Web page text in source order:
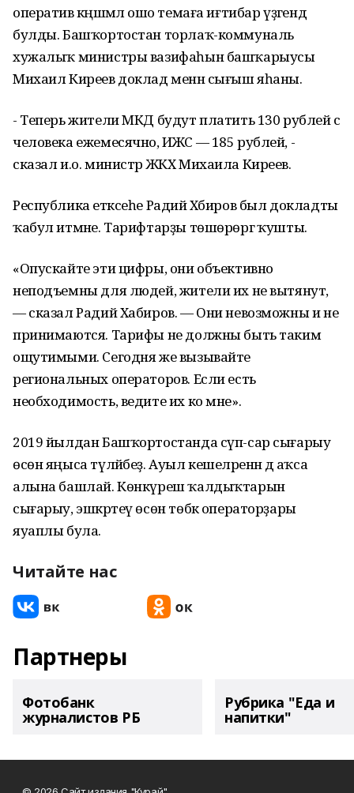
оператив кәңәшмәлә ошо темаға иғтибар үҙәгендә
булды. Башҡортостан торлаҡ-коммуналь
хужалыҡ министры вазифаһын башҡарыусы
Михаил Киреев доклад менән сығыш яһаны.
- Теперь жители МКД будут платить 130 рублей с
человека ежемесячно, ИЖС — 185 рублей, -
сказал и.о. министр ЖКХ Михаила Киреев.
Республика етәксеһе Радий Хәбиров был докладты
ҡабул итмәне. Тарифтарҙы төшөрөргә ҡушты.
«Опускайте эти цифры, они объективно
неподъемны для людей, жители их не вытянут,
— сказал Радий Хабиров. — Они невозможны и не
принимаются. Тарифы не должны быть таким
ощутимыми. Сегодня же вызывайте
региональных операторов. Если есть
необходимость, ведите их ко мне».
2019 йылдан Башҡортостанда сүп-сар сығарыу
өсөн яңыса түләйбеҙ. Ауыл кешеләренән дә аҡса
алына башлай. Көнкүреш ҡалдыҡтарын
сығарыу, эшкәртеү өсөн төбәк операторҙары
яуаплы була.
Читайте нас
Партнеры
Фотобанк
журналистов РБ
Рубрика "Еда и
напитки"